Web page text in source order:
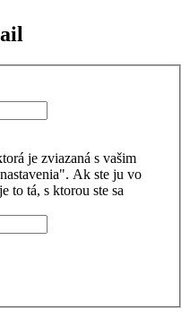
je zviazaná s vašim
Ak ste ju vo
to tá, s ktorou ste sa